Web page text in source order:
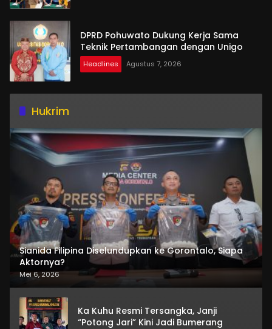
DPRD Pohuwato Dukung Kerja Sama
Teknik Pertambangan dengan Unigo
Headlines Agustus 7, 2026
Hukrim
Sianida Filipina Diselundupkan ke Gorontalo, Siapa
Aktornya?
Mei 6, 2026
Ka Kuhu Resmi Tersangka, Janji
“Potong Jari” Kini Jadi Bumerang